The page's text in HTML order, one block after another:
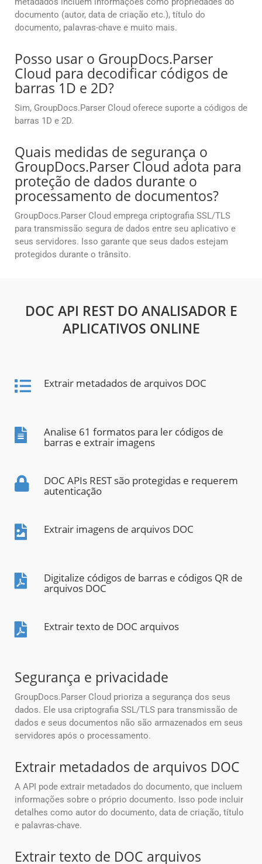
documento (autor, data de criação etc.), título do
documento, palavras-chave e muito mais.
Posso usar o GroupDocs.Parser
Cloud para decodificar códigos de
barras 1D e 2D?
Sim, GroupDocs.Parser Cloud oferece suporte a códigos de
barras 1D e 2D.
Quais medidas de segurança o
GroupDocs.Parser Cloud adota para
proteção de dados durante o
processamento de documentos?
GroupDocs.Parser Cloud emprega criptografia SSL/TLS
para transmissão segura de dados entre seu aplicativo e
seus servidores. Isso garante que seus dados estejam
protegidos durante o trânsito.
DOC API REST DO ANALISADOR E
APLICATIVOS ONLINE
Extrair metadados de arquivos DOC
Analise 61 formatos para ler códigos de
barras e extrair imagens
DOC APIs REST são protegidas e requerem
autenticação
Extrair imagens de arquivos DOC
Digitalize códigos de barras e códigos QR de
arquivos DOC
Extrair texto de DOC arquivos
Segurança e privacidade
GroupDocs.Parser Cloud prioriza a segurança dos seus
dados. Ele usa criptografia SSL/TLS para transmissão de
dados e seus documentos não são armazenados em seus
servidores após o processamento.
Extrair metadados de arquivos DOC
A API pode extrair metadados do documento, que incluem
informações sobre o próprio documento. Isso pode incluir
detalhes como autor do documento, data de criação, título
e palavras-chave.
Extrair texto de DOC arquivos